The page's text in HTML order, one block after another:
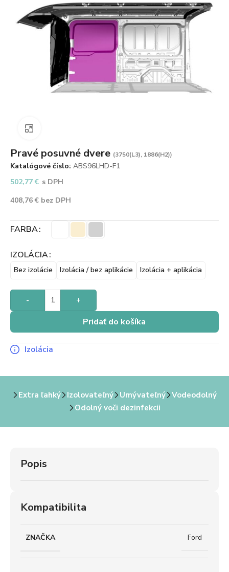
Pravé posuvné dvere (3750(L3), 1886(H2))
Katalógové číslo: ABS96LHD-F1
502,77€ s DPH
408,76€ bez DPH
FARBA
IZOLÁCIA
Bez izolácie Izolácia / bez aplikácie Izolácia + aplikácia
- +
Pridať do košíka
Izolácia
Extra ľahký Izolovateľný Umývateľný
Vodeodolný
Odolný voči dezinfekcii
Popis
Kompatibilita
ZNAČKA Ford